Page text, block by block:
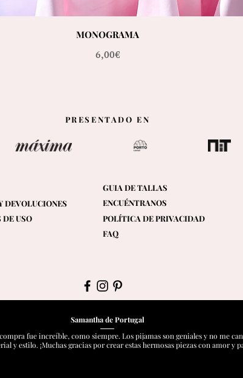
MONOGRAMA
6,00€Precio
PRESENTADO EN
DEVOLUCIONES
USO
GUIA DE TALLAS
ENCUÉNTRANOS
POLÍTICA DE PRIVACIDAD
FAQ
Samantha de Portugal
fue increíble, como siempre. Los pijamas son geniales y no me
y estilo. ¡Muchas gracias por crear estas hermosas piezas con amor y